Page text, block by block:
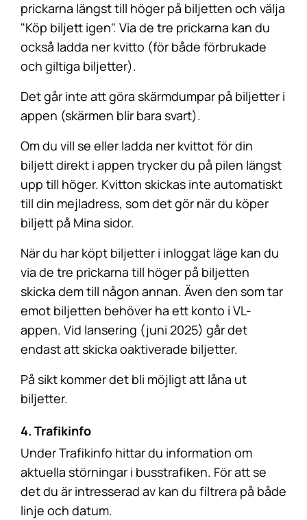
prickarna längst till höger på biljetten och välja
"Köp biljett igen". Via de tre prickarna kan du
också ladda ner kvitto (för både förbrukade
och giltiga biljetter).
Det går inte att göra skärmdumpar på biljetter i
appen (skärmen blir bara svart).
Om du vill se eller ladda ner kvittot för din
biljett direkt i appen trycker du på pilen längst
upp till höger. Kvitton skickas inte automatiskt
till din mejladress, som det gör när du köper
biljett på Mina sidor.
När du har köpt biljetter i inloggat läge kan du
via de tre prickarna till höger på biljetten
skicka dem till någon annan. Även den som tar
emot biljetten behöver ha ett konto i VL-
appen. Vid lansering (juni 2025) går det
endast att skicka oaktiverade biljetter.
På sikt kommer det bli möjligt att låna ut
biljetter.
4. Trafikinfo
Under Trafikinfo hittar du information om
aktuella störningar i busstrafiken. För att se
det du är intresserad av kan du filtrera på både
linje och datum.